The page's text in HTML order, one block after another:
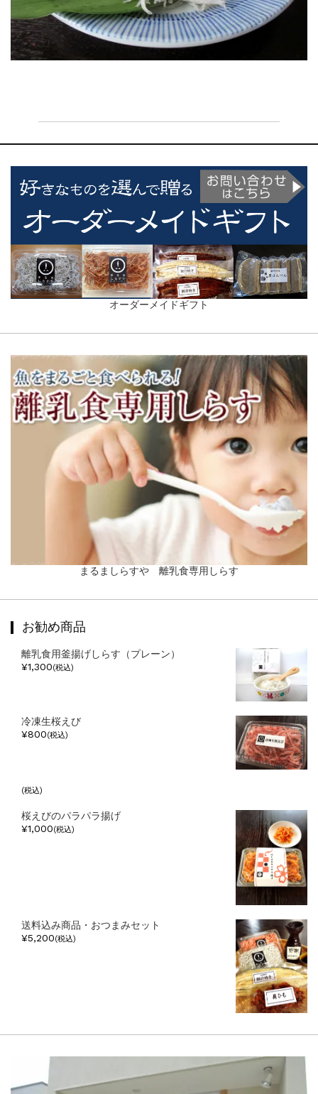
オーダーメイドギフト
まるましらすや 離乳食専用しらす
お勧め商品
離乳食用釜揚げしらす（プレーン）
¥1,300(税込)
冷凍生桜えび
¥800(税込)
(税込)
桜えびのパラパラ揚げ
¥1,000(税込)
送料込み商品・おつまみセット
¥5,200(税込)